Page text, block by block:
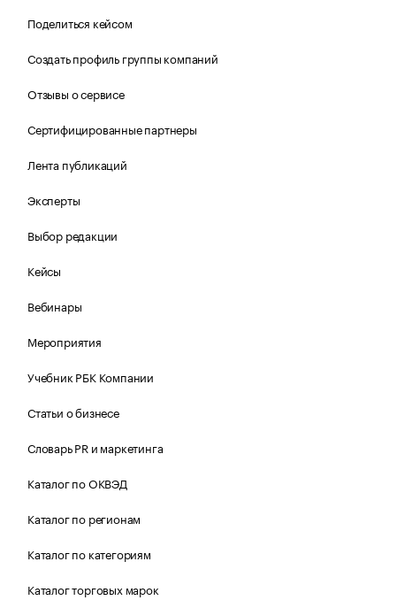
Поделиться кейсом
Создать профиль группы компаний
Отзывы о сервисе
Сертифицированные партнеры
Лента публикаций
Эксперты
Выбор редакции
Кейсы
Вебинары
Мероприятия
Учебник РБК Компании
Статьи о бизнесе
Словарь PR и маркетинга
Каталог по ОКВЭД
Каталог по регионам
Каталог по категориям
Каталог торговых марок